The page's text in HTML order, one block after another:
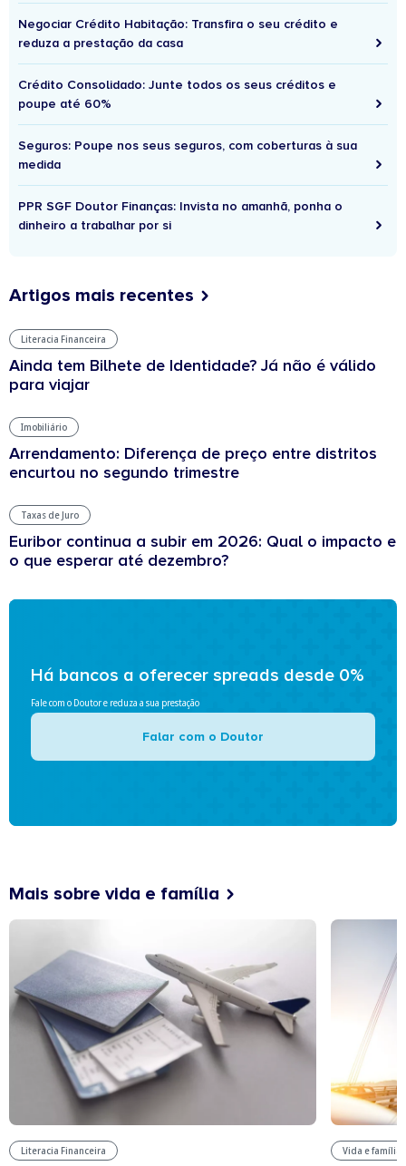
Negociar Crédito Habitação: Transfira o seu crédito e
reduza a prestação da casa
Crédito Consolidado: Junte todos os seus créditos e
poupe até 60%
Seguros: Poupe nos seus seguros, com coberturas à sua
medida
PPR SGF Doutor Finanças: Invista no amanhã, ponha o
dinheiro a trabalhar por si
Artigos mais recentes
Literacia Financeira
Ainda tem Bilhete de Identidade? Já não é válido
para viajar
Imobiliário
Arrendamento: Diferença de preço entre distritos
encurtou no segundo trimestre
Taxas de Juro
Euribor continua a subir em 2026: Qual o impacto e
o que esperar até dezembro?
Há bancos a oferecer spreads desde 0%
Fale com o Doutor e reduza a sua prestação
Falar com o Doutor
Mais sobre vida e família
Literacia Financeira Vida e família